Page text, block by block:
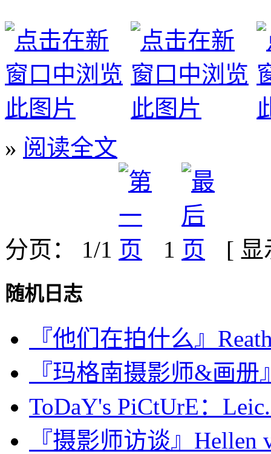
» 阅读全文
分页： 1/1 1 [
随机日志
『他们在拍什么』
『玛格南摄影师&画册
ToDaY's PiCtUrE：
『摄影师访谈』Hellen